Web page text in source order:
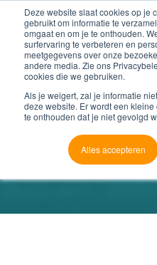
Deze website slaat cookies op je
gebruikt om informatie te
omgaat en om je te onthouden.
surfervaring te verbeteren en
meetgegevens over onze
andere media. Zie ons
cookies die we gebruiken.
Als je weigert, zal je informatie
deze website. Er wordt een
te onthouden dat je niet gevolgd
Alles accepteren